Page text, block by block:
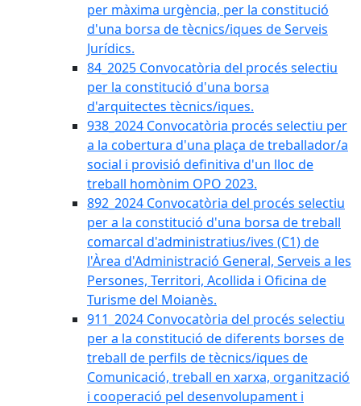
per màxima urgència, per la constitució
d'una borsa de tècnics/iques de Serveis
Jurídics.
84_2025 Convocatòria del procés selectiu
per la constitució d'una borsa
d'arquitectes tècnics/iques.
938_2024 Convocatòria procés selectiu per
a la cobertura d'una plaça de treballador/a
social i provisió definitiva d'un lloc de
treball homònim OPO 2023.
892_2024 Convocatòria del procés selectiu
per a la constitució d'una borsa de treball
comarcal d'administratius/ives (C1) de
l'Àrea d'Administració General, Serveis a les
Persones, Territori, Acollida i Oficina de
Turisme del Moianès.
911_2024 Convocatòria del procés selectiu
per a la constitució de diferents borses de
treball de perfils de tècnics/iques de
Comunicació, treball en xarxa, organització
i cooperació pel desenvolupament i